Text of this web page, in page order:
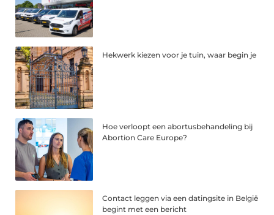
Hekwerk kiezen voor je tuin, waar begin je
Hoe verloopt een abortusbehandeling bij
Abortion Care Europe?
Contact leggen via een datingsite in België
begint met een bericht